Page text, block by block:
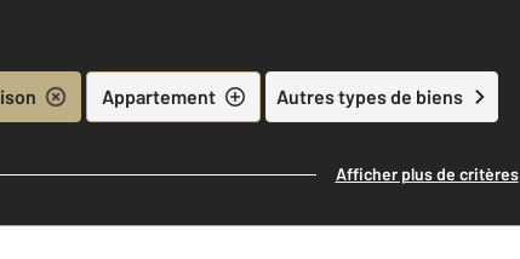
Appartement Autres types de biens
Afficher plus de critères